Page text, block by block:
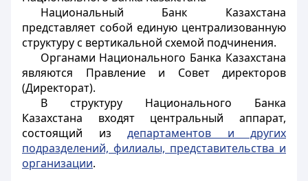
Национальный Банк Казахстана
представляет собой единую централизованную
структуру с вертикальной схемой подчинения.
Органами Национального Банка Казахстана
являются Правление и Совет директоров
(Директорат).
В структуру Национального Банка
Казахстана входят центральный аппарат,
состоящий из департаментов и других
подразделений, филиалы, представительства и
организации.